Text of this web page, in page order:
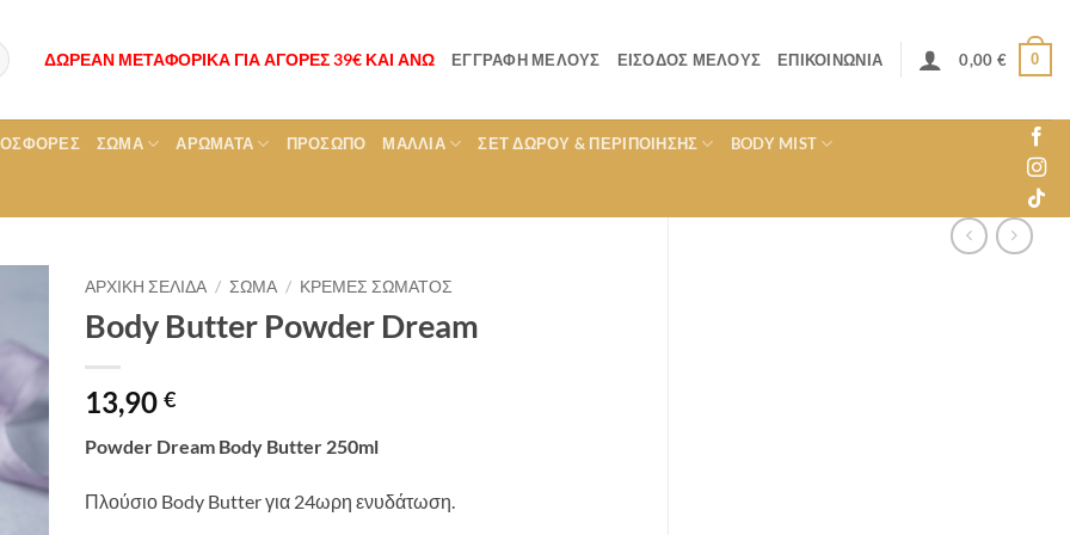
ΔΩΡΕΑΝ ΜΕΤΑΦΟΡΙΚΑ ΓΙΑ ΑΓΟΡΕΣ 39€ ΚΑΙ ΑΝΩ ΕΓΓΡΑΦΉ ΜΈΛΟΥΣ ΕΊΣΟΔΟΣ ΜΈΛΟΥΣ ΕΠΙΚΟΙΝΩΝΊΑ 0,00 € 0
ΣΏΜΑ ΑΡΏΜΑΤΑ ΠΡΌΣΩΠΟ ΜΑΛΛΙΆ ΣΕΤ ΔΏΡΟΥ & ΠΕΡΙΠΟΊΗΣΗΣ BODY MIST
ΑΡΧΙΚΉ ΣΕΛΊΔΑ / ΣΏΜΑ / ΚΡΈΜΕΣ ΣΏΜΑΤΟΣ
Body Butter Powder Dream
13,90 €
Powder Dream Body Butter 250ml
Πλούσιο Body Butter για 24ωρη ενυδάτωση.